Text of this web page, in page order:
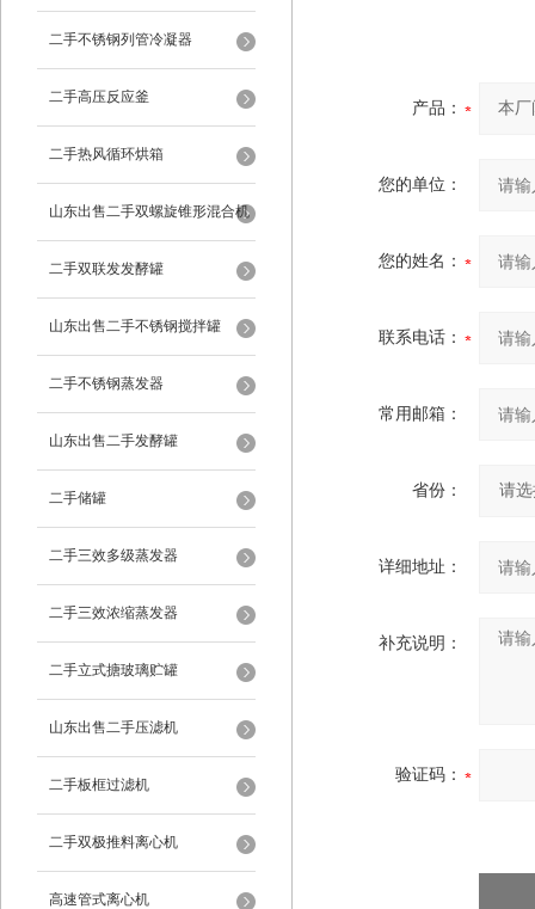
二手不锈钢列管冷凝器
二手高压反应釜
二手热风循环烘箱
山东出售二手双螺旋锥形混合机
二手双联发发酵罐
山东出售二手不锈钢搅拌罐
二手不锈钢蒸发器
山东出售二手发酵罐
二手储罐
二手三效多级蒸发器
二手三效浓缩蒸发器
二手立式搪玻璃贮罐
山东出售二手压滤机
二手板框过滤机
二手双极推料离心机
高速管式离心机
产品：
您的单位：
您的姓名：
联系电话：
常用邮箱：
省份：
详细地址：
补充说明：
验证码：